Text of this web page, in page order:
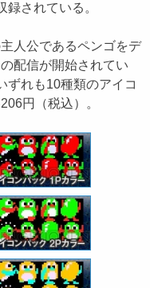
されている。
人公であるペンゴをデ
の配信が開始されてい
ずれも10種類のアイコ
円（税込）。